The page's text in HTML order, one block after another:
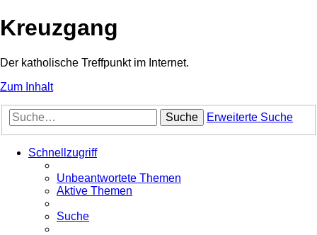
Kreuzgang
Der katholische Treffpunkt im Internet.
Zum Inhalt
Suche Erweiterte Suche
Schnellzugriff
Unbeantwortete Themen
Aktive Themen
Suche